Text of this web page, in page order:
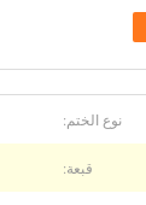
نوع الختم:
قبعة: